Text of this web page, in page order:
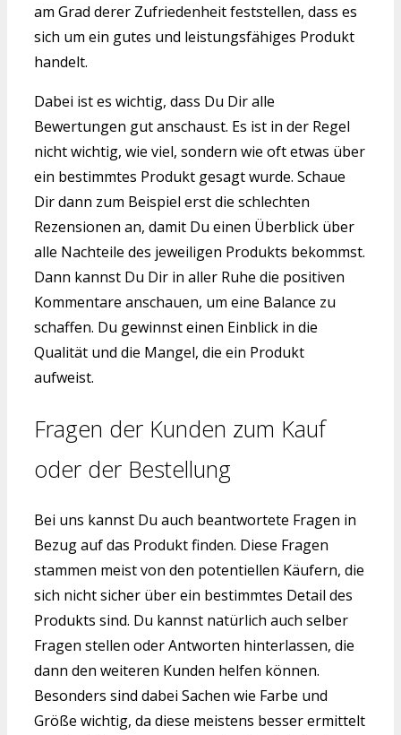
am Grad derer Zufriedenheit feststellen, dass es
sich um ein gutes und leistungsfähiges Produkt
handelt.
Dabei ist es wichtig, dass Du Dir alle
Bewertungen gut anschaust. Es ist in der Regel
nicht wichtig, wie viel, sondern wie oft etwas über
ein bestimmtes Produkt gesagt wurde. Schaue
Dir dann zum Beispiel erst die schlechten
Rezensionen an, damit Du einen Überblick über
alle Nachteile des jeweiligen Produkts bekommst.
Dann kannst Du Dir in aller Ruhe die positiven
Kommentare anschauen, um eine Balance zu
schaffen. Du gewinnst einen Einblick in die
Qualität und die Mangel, die ein Produkt
aufweist.
Fragen der Kunden zum Kauf
oder der Bestellung
Bei uns kannst Du auch beantwortete Fragen in
Bezug auf das Produkt finden. Diese Fragen
stammen meist von den potentiellen Käufern, die
sich nicht sicher über ein bestimmtes Detail des
Produkts sind. Du kannst natürlich auch selber
Fragen stellen oder Antworten hinterlassen, die
dann den weiteren Kunden helfen können.
Besonders sind dabei Sachen wie Farbe und
Größe wichtig, da diese meistens besser ermittelt